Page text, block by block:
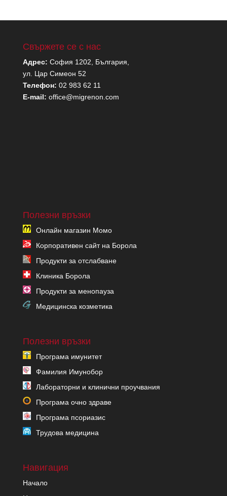
Свържете се с нас
Адрес: София 1202, България,
ул. Цар Симеон 52
Телефон: 02 983 62 11
E-mail: office@migrenon.com
Полезни връзки
Онлайн магазин Момо
Корпоративен сайт на Борола
Продукти за отслабване
Клиника Борола
Продукти за менопауза
Медицинска козметика
Полезни връзки
Програма имунитет
Фамилия Имунобор
Лабораторни и клинични проучвания
Програма очно здраве
Програма псориазис
Трудова медицина
Навигация
Начало